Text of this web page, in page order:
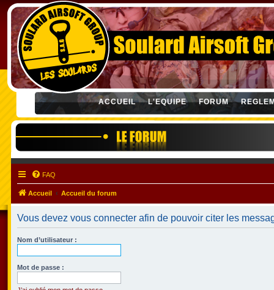
ACCUEIL L'EQUIPE FORUM
FAQ
Accueil Accueil du forum
Vous devez vous connecter afin de pouvoir citer les
Nom d’utilisateur :
Mot de passe :